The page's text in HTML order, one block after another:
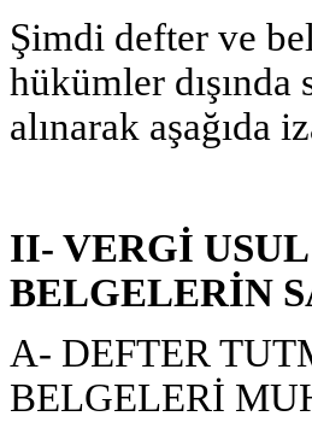
Şimdi defter ve
hükümler
alınarak aşağıda
II- VERGİ
BELGELERİN
A- DEFTER
BELGELERİ